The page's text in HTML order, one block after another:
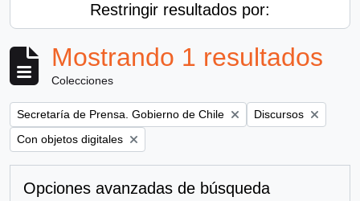
Restringir resultados por:
Mostrando 1 resultados
Colecciones
Remove filter:
Secretaría de Prensa. Gobierno de Chile Remove filter:
Discursos
Remove filter:
Con objetos digitales
Opciones avanzadas de búsqueda